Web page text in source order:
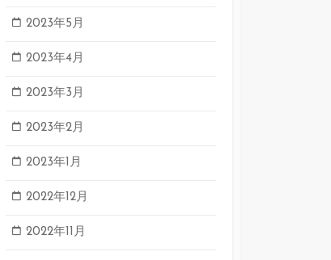
2023年5月
2023年4月
2023年3月
2023年2月
2023年1月
2022年12月
2022年11月